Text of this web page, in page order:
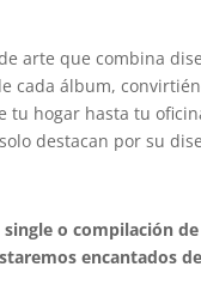
arte que combina
cada álbum,
tu hogar hasta tu
destacan por su
o compilación
encantados